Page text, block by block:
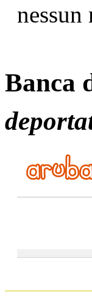
Banca